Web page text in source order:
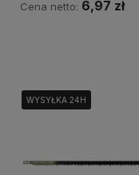
Cena netto: 6,97 zł
WYSYŁKA 24H
WYSYŁKA 24H
WYSYŁKA 24H